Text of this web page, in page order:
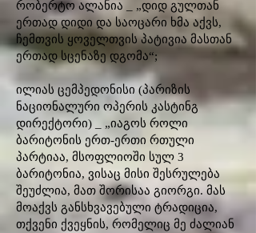
რობერტო ალანია _ „დიდ გულთან
ერთად დიდი და საოცარი ხმა აქვს,
ჩემთვის ყოველთვის პატივია მასთან
ერთად სცენაზე დგომა“;
ილიას ცემპედონისი (პარიზის
ნაციონალური ოპერის კასტინგ
დირექტორი) _ „იაგოს როლი
ბარიტონის ერთ-ერთი რთული
პარტიაა, მსოფლიოში სულ 3
ბარიტონია, ვისაც მისი შესრულება
შეუძლია, მათ შორისაა გიორგი. მას
მოაქვს განსხვავებული ტრადიცია,
თქვენი ქვეყნის, რომელიც მე ძალიან